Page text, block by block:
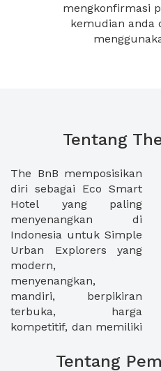
mengkonfirmasi
kemudian anda
Tentang
The BnB memposisikan
diri sebagai Eco Smart
Hotel yang paling
menyenangkan di
Indonesia untuk Simple
Urban Explorers yang
modern,
menyenangkan,
mandiri, berpikiran
terbuka, harga
kompetitif, dan memiliki
kesempurnaan dengan
kesederhanaan. Dengan
penawaran ruang
meeting maupun ruang
acara dengan fasilitas
yang lengkap dan
pelayanan maksimal,
The BnB bisa membuat
acara Anda berjalan
Tentang